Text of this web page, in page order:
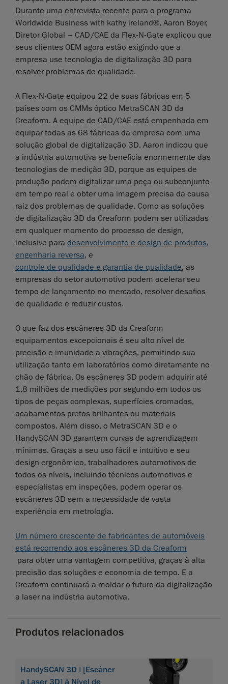
Durante uma entrevista recente para o programa
Worldwide Business with kathy ireland®, Aaron Boyer,
Diretor Global – CAD/CAE da Flex-N-Gate explicou que
seus clientes OEM agora estão exigindo que a
empresa use tecnologia de digitalização 3D para
resolver problemas de qualidade.
A Flex-N-Gate equipou 22 de suas fábricas em 5
países com os CMMs óptico MetraSCAN 3D da
Creaform. A equipe de CAD/CAE está empenhada em
equipar todas as 68 fábricas da empresa com uma
solução global de digitalização 3D. Aaron indicou que
a indústria automotiva se beneficia enormemente das
tecnologias de medição 3D, porque as equipes de
produção podem digitalizar uma peça ou subconjunto
em tempo real e obter uma imagem precisa da causa
raiz dos problemas de qualidade. Como as soluções
de digitalização 3D da Creaform podem ser utilizadas
em qualquer momento do processo de design,
inclusive para desenvolvimento e design de produtos,
engenharia reversa, e
controle de qualidade e garantia de qualidade, as
empresas do setor automotivo podem acelerar seu
tempo de lançamento no mercado, resolver desafios
de qualidade e reduzir custos.
O que faz dos escâneres 3D da Creaform
equipamentos excepcionais é seu alto nível de
precisão e imunidade a vibrações, permitindo sua
utilização tanto em laboratórios como diretamente no
chão de fábrica. Os escâneres 3D podem adquirir até
1,8 milhões de medições por segundo em todos os
tipos de peças complexas, superfícies cromadas,
acabamentos pretos brilhantes ou materiais
compostos. Além disso, o MetraSCAN 3D e o
HandySCAN 3D garantem curvas de aprendizagem
mínimas. Graças a seu uso fácil e intuitivo e seu
design ergonômico, trabalhadores automotivos de
todos os níveis, incluindo técnicos automotivos e
especialistas em inspeções, podem operar os
escâneres 3D sem a necessidade de vasta
experiência em metrologia.
Um número crescente de fabricantes de automóveis
está recorrendo aos escâneres 3D da Creaform
para obter uma vantagem competitiva, graças à alta
precisão das soluções e economia de tempo. E a
Creaform continuará a moldar o futuro da digitalização
a laser na indústria automotiva.
Produtos relacionados
HandySCAN 3D | [Escâner